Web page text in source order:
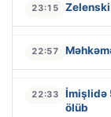
23:15
22:57
22:33
İmişlidə
ölüb